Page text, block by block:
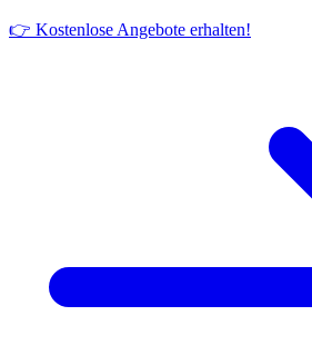
👉 Kostenlose Angebote erhalten!